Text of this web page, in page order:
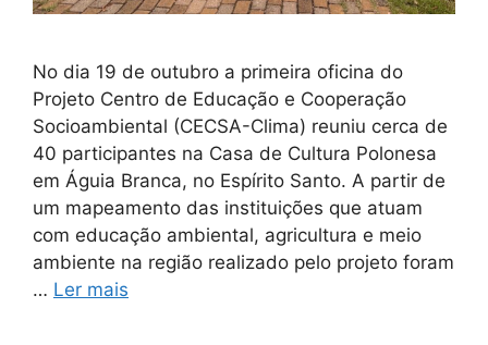
No dia 19 de outubro a primeira oficina do
Projeto Centro de Educação e Cooperação
Socioambiental (CECSA-Clima) reuniu cerca de
40 participantes na Casa de Cultura Polonesa
em Águia Branca, no Espírito Santo. A partir de
um mapeamento das instituições que atuam
com educação ambiental, agricultura e meio
ambiente na região realizado pelo projeto foram
… Ler mais